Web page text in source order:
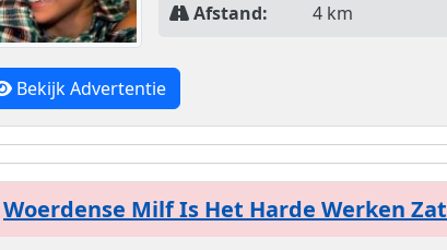
Afstand:
4 km
Bekijk Advertentie
Woerdense Milf Is Het Harde Werken Zat